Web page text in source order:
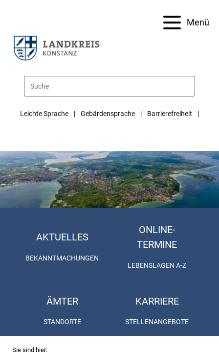
Menü
Leichte Sprache Gebärdensprache Barrierefreiheit
AKTUELLES
BEKANNTMACHUNGEN
ONLINE-
TERMINE
LEBENSLAGEN A-Z
ÄMTER
STANDORTE
KARRIERE
STELLENANGEBOTE
Sie sind hier: